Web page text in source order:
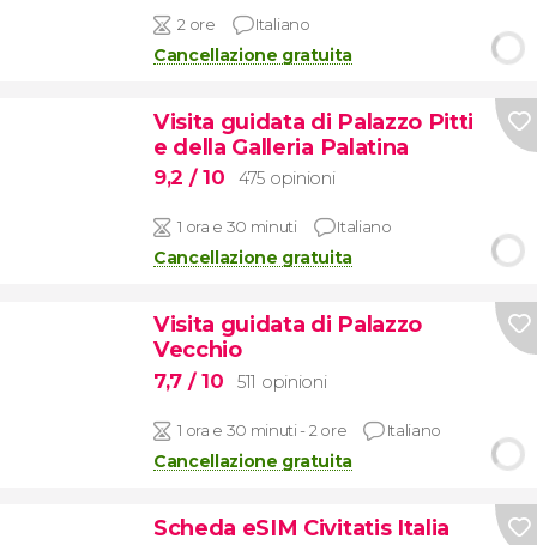
2 ore Italiano
Cancellazione gratuita
Visita guidata di Palazzo Pitti
e della Galleria Palatina
9,2 / 10 475 opinioni
1 ora e 30 minuti Italiano
Cancellazione gratuita
Visita guidata di Palazzo
Vecchio
7,7 / 10 511 opinioni
1 ora e 30 minuti - 2 ore Italiano
Cancellazione gratuita
Scheda eSIM Civitatis Italia